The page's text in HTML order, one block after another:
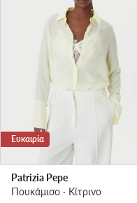
Ευκαιρία
Patrizia Pepe
Πουκάμισο · Κίτρινο